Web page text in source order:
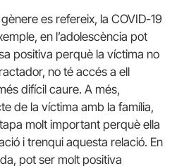
es refereix, la COVID-19
en l’adolescència pot
positiva perquè la víctima no
no té accés a ell
difícil caure. A més,
de la víctima amb la família,
molt important perquè ella
i trenqui aquesta relació. En
pot ser molt positiva